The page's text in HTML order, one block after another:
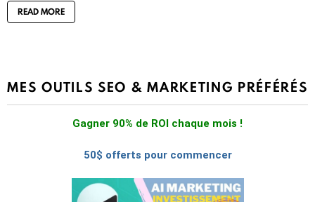
READ MORE
MES OUTILS SEO & MARKETING PRÉFÉRÉS
Gagner 90% de ROI chaque mois !
50$ offerts pour commencer